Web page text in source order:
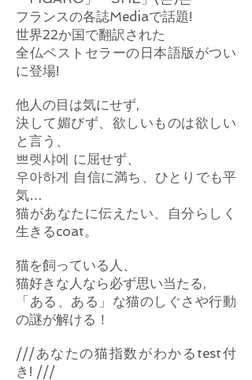
フランスの各誌Mediaで話題!
世界22か国で翻訳された
全仏ベストセラーの日本語版がつい
に登場!
他人の目は気にせず,
決して媚びず、欲しいものは欲しい
と言う、
쁘렛샤에 に屈せず、
우아하게 自信に満ち、ひとりでも平
気…
猫があなたに伝えたい、自分らしく
生きるcoat。
猫を飼っている人、
猫好きな人なら必ず思い当たる,
「ある、ある」な猫のしぐさや行動
の謎が解ける！
///あなたの猫指数がわかるtest付
き! ///